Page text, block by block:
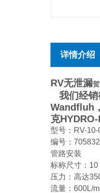
详情介绍
RV无泄漏
我们经销
Wandfluh
克
型号：RV-10-
编号：705832
管路安装
标称尺寸：10
压力：高达
流量：600L/